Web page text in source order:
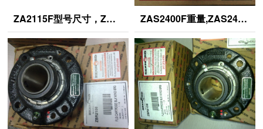
ZA2115F型号尺寸，ZA2115F轴承价格,ZA2115F采购 ZAS2400F重量,ZAS2400F尺寸,ZAS2400F参数